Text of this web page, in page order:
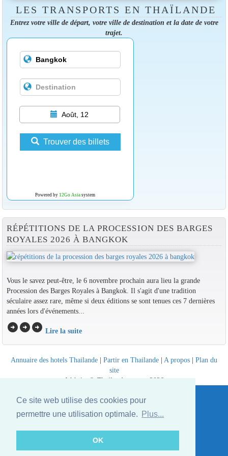
Ce site web utilise des cookies pour
permettre une utilisation optimale.
Plus...
OK
LES TRANSPORTS EN THAÏLANDE
Entrez votre ville de départ, votre ville de destination et la date de votre
trajet.
Août, 12
Trouver des billets
Powered by 12Go Asiasystem
RÉPÉTITIONS DE LA PROCESSION DES BARGES
ROYALES 2026 À BANGKOK
Vous le savez peut-être, le 6 novembre prochain aura lieu la grande
Procession des Barges Royales à Bangkok. Il s'agit d'une tradition
séculaire assez rare, même si deux éditions se sont tenues ces 7 dernières
années lors d'événements...
arrow_circle_rightarrow_circle_rightarrow_circle_right Lire la suite
Annuaire des hotels Thailande | Partir en Thailande | A propos | Plan du
site
Website © Thailandee.com - 2026